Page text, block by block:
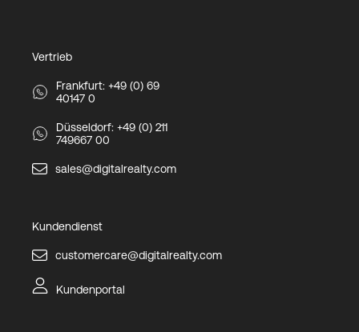
Vertrieb
Frankfurt: +49 (0) 69
40147 0
Düsseldorf: +49 (0) 211
749667 00
sales@digitalrealty.com
Kundendienst
customercare@digitalrealty.com
Kundenportal